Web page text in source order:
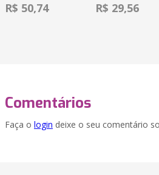
R$ 50,74 R$ 29,56
Comentários
Faça o login deixe o seu comentário